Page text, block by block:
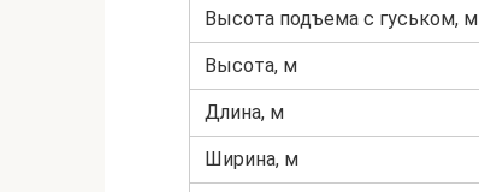
Высота подъема с гуськом, м
Высота, м
Длина, м
Ширина, м